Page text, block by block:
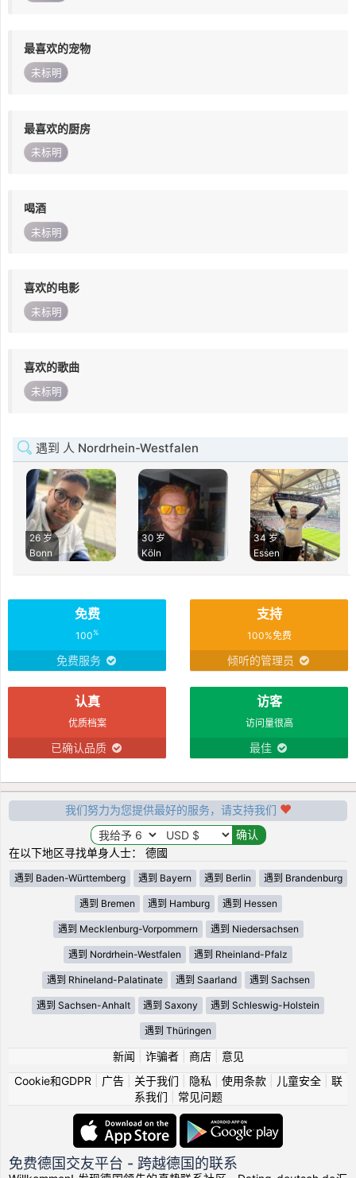
最喜欢的宠物
未标明
最喜欢的厨房
未标明
喝酒
未标明
喜欢的电影
未标明
喜欢的歌曲
未标明
遇到 人 Nordrhein-Westfalen
26 岁
Bonn
30 岁
Köln
34 岁
Essen
免费
100%
免费服务
支持
100%免费
倾听的管理员
认真
优质档案
已确认品质
访客
访问量很高
最佳
我们努力为您提供最好的服务，请支持我们
在以下地区寻找单身人士： 德國
遇到 Baden-Württemberg 遇到 Bayern 遇到 Berlin 遇到 Brandenburg
遇到 Bremen 遇到 Hamburg 遇到 Hessen
遇到 Mecklenburg-Vorpommern 遇到 Niedersachsen
遇到 Nordrhein-Westfalen 遇到 Rheinland-Pfalz
遇到 Rhineland-Palatinate 遇到 Saarland 遇到 Sachsen
遇到 Sachsen-Anhalt 遇到 Saxony 遇到 Schleswig-Holstein
遇到 Thüringen
新闻 诈骗者| 商店| 意见
Cookie和GDPR
广告| 关于我们 隐私 使用条款| 儿童安全| 联
系我们
常见问题
免费德国交友平台 - 跨越德国的联系